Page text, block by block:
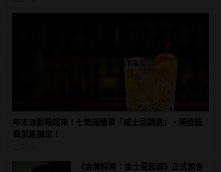
年末派對喝起來！七款超簡單「威士忌調酒」，隔壁超
商就能搞定！
《金牌特務：金士曼起源》正式預告